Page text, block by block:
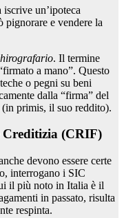
iscrive un’ipoteca
pignorare e vendere la
. Il termine
a mano”. Questo
o pegni su beni
dalla “firma” del
primis, il suo reddito).
Creditizia (CRIF)
devono essere certe
interrogano i SIC
il più noto in Italia è il
in passato, risulta
respinta.